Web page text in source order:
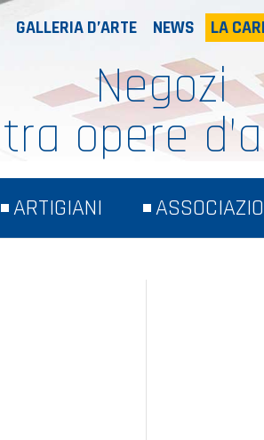
GALLERIA D’ARTE NEWS LA
Negozi
tra opere
ARTIGIANI